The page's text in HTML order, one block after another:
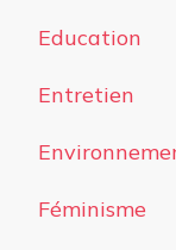
Education
Entretien
Féminisme